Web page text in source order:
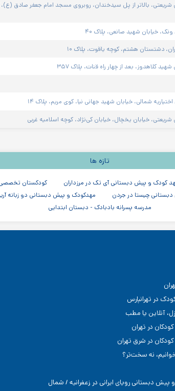
شریعتی، بالاتر از پل سیدخندان، روبروی مسجد امام جعفر صادق (ع)،
خیابان شهید صانعی، پلاک ۴۰
دشتستان هشتم، کوچه یاقوت، پلاک ۱۰
شهید کلاهدوز، بعد از چهار راه قنات، پلاک ۳۵۷
شمالی، خیابان شهید جهانی نیا، کوی مریم، پلاک ۱۴
خیابان یخچال، خیابان کی‌نژاد، کوچه اسلامیه غربی
تازه ها
کودک و پیش دبستانی آی تک در مرزداران
کودکستان تخصصی
چیستا در جردن مهدکودک و پیش دبستانی دو زبانه
مدرسه پسرانه بادبادک - دبستان ابتدایی
در تهرانپارس
آنلاین یا مطب
در تهران
در شرق تهران
نه سخت‌تر؟
دبستانی رویای ایرانی در زعفرانیه / شمال